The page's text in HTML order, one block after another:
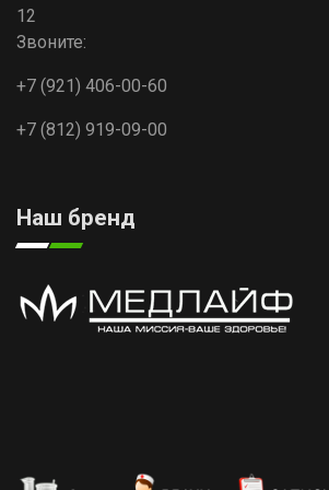
12
Звоните:
+7 (921) 406-00-60
+7 (812) 919-09-00
Наш бренд